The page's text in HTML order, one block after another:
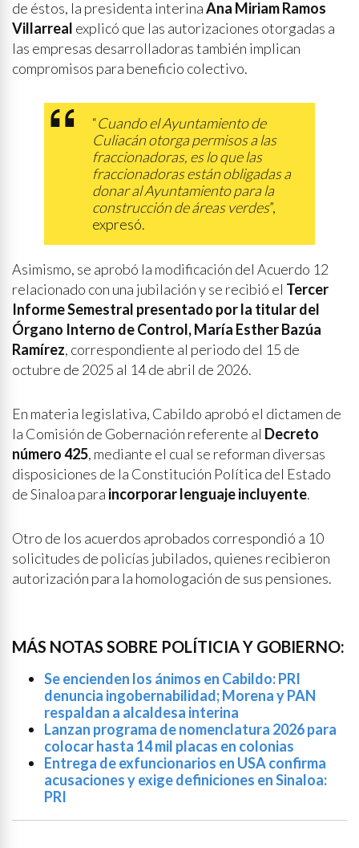
de éstos, la presidenta interinaAna Miriam Ramos
Villarreal explicó que las autorizaciones otorgadas a
las empresas desarrolladoras también implican
compromisos para beneficio colectivo.
“Cuando el Ayuntamiento de
Culiacán otorga permisos a las
fraccionadoras, es lo que las
fraccionadoras están obligadas a
donar al Ayuntamiento para la
construcción de áreas verdes”,
expresó.
Asimismo, se aprobó la modificación del Acuerdo 12
relacionado con una jubilación y se recibió el Tercer
Informe Semestral presentado por la titular del
Órgano Interno de Control, María Esther Bazúa
Ramírez, correspondiente al periodo del 15 de
octubre de 2025 al 14 de abril de 2026.
En materia legislativa, Cabildo aprobó el dictamen de
la Comisión de Gobernación referente al Decreto
número 425, mediante el cual se reforman diversas
disposiciones de la Constitución Política del Estado
de Sinaloa para incorporar lenguaje incluyente.
Otro de los acuerdos aprobados correspondió a 10
solicitudes de policías jubilados, quienes recibieron
autorización para la homologación de sus pensiones.
MÁS NOTAS SOBRE POLÍTICIA Y GOBIERNO:
Se encienden los ánimos en Cabildo: PRI
denuncia ingobernabilidad; Morena y PAN
respaldan a alcaldesa interina
Lanzan programa de nomenclatura 2026 para
colocar hasta 14 mil placas en colonias
Entrega de exfuncionarios en USA confirma
acusaciones y exige definiciones en Sinaloa:
PRI